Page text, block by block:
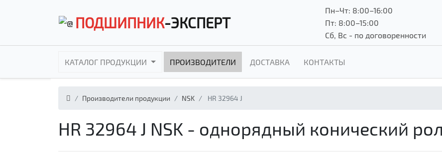
ПОДШИПНИК-ЭКСПЕРТ
Пн–Чт: 8:00–16:00
Пт: 8:00–15:00
Сб, Вс - по договоренности
КАТАЛОГ ПРОДУКЦИИ ПРОИЗВОДИТЕЛИ ДОСТАВКА КОНТАКТЫ
Производители продукции NSK HR 32964 J
HR 32964 J NSK - однорядный конический